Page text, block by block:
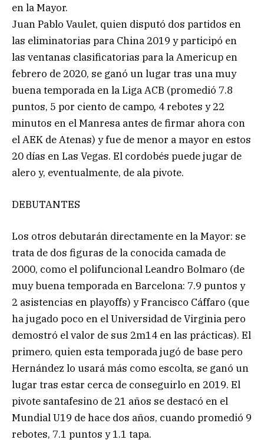
en la Mayor.
Juan Pablo Vaulet, quien disputó dos partidos en
las eliminatorias para China 2019 y participó en
las ventanas clasificatorias para la Americup en
febrero de 2020, se ganó un lugar tras una muy
buena temporada en la Liga ACB (promedió 7.8
puntos, 5 por ciento de campo, 4 rebotes y 22
minutos en el Manresa antes de firmar ahora con
el AEK de Atenas) y fue de menor a mayor en estos
20 días en Las Vegas. El cordobés puede jugar de
alero y, eventualmente, de ala pivote.
DEBUTANTES
Los otros debutarán directamente en la Mayor: se
trata de dos figuras de la conocida camada de
2000, como el polifuncional Leandro Bolmaro (de
muy buena temporada en Barcelona: 7.9 puntos y
2 asistencias en playoffs) y Francisco Cáffaro (que
ha jugado poco en el Universidad de Virginia pero
demostró el valor de sus 2m14 en las prácticas). El
primero, quien esta temporada jugó de base pero
Hernández lo usará más como escolta, se ganó un
lugar tras estar cerca de conseguirlo en 2019. El
pivote santafesino de 21 años se destacó en el
Mundial U19 de hace dos años, cuando promedió 9
rebotes, 7.1 puntos y 1.1 tapa.